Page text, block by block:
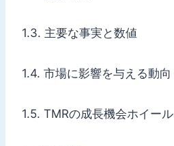
1.3. 主要な事実と数値
1.4. 市場に影響を与える動向
1.5. TMRの成長機会ホイール